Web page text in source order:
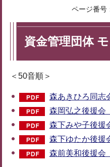
ページ番号
資金管理団体 モ
＜50音順＞
森あきひろ同志
森岡弘之後援会
森下みや子後援
森下ゆたか後援
森前美和後援会